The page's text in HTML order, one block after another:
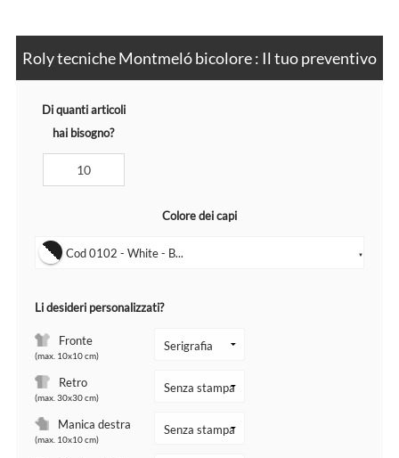
Roly tecniche Montmeló bicolore : Il tuo preventivo
Di quanti articoli
hai bisogno?
Colore dei capi
Cod 0102 - White - B... ▼
Li desideri personalizzati?
Fronte
(max. 10x10 cm)
Retro
(max. 30x30 cm)
Manica destra
(max. 10x10 cm)